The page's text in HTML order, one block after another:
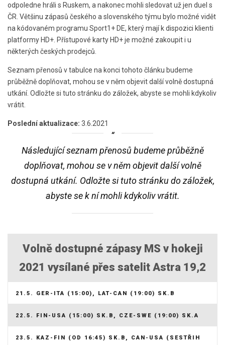
odpoledne hráli s Ruskem, a nakonec mohli sledovat už jen duel s
ČR. Většinu zápasů českého a slovenského týmu bylo možné vidět
na kódovaném programu Sport1+ DE, který mají k dispozici klienti
platformy HD+. Přístupové karty HD+ je možné zakoupit i u
některých českých prodejců.
Seznam přenosů v tabulce na konci tohoto článku budeme
průběžně doplňovat, mohou se v něm objevit další volně dostupná
utkání. Odložte si tuto stránku do záložek, abyste se mohli kdykoliv
vrátit.
Poslední aktualizace: 3.6.2021
Následující seznam přenosů budeme průběžně
doplňovat, mohou se v něm objevit další volně
dostupná utkání. Odložte si tuto stránku do záložek,
abyste se k ní mohli kdykoliv vrátit.
Volně dostupné zápasy MS v hokeji
2021 vysílané přes satelit Astra 19,2
21.5. GER-ITA (15:00), LAT-CAN (19:00) SK.B
22.5. FIN-USA (15:00) SK.B, CZE-SWE (19:00) SK.A
23.5. KAZ-FIN (OD 16:45) SK.B, CAN-USA (SESTŘIH